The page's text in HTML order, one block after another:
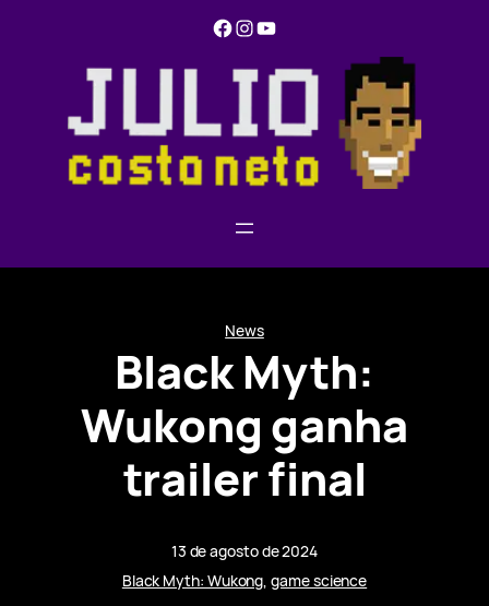
Facebook Instagram YouTube
News
Black Myth:
Wukong ganha
trailer final
13 de agosto de 2024
Black Myth: Wukong, game science